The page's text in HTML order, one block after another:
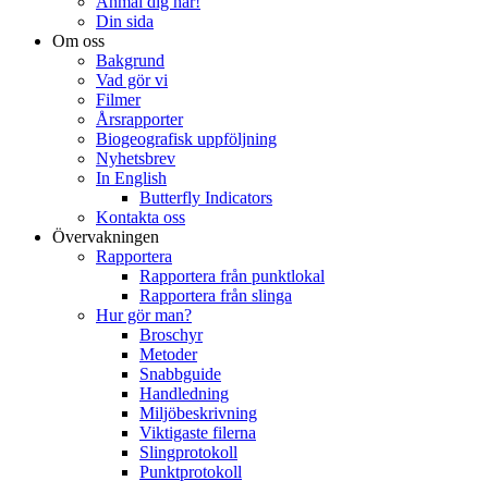
Din sida
Om oss
Bakgrund
Vad gör vi
Filmer
Årsrapporter
Biogeografisk uppföljning
Nyhetsbrev
In English
Butterfly Indicators
Kontakta oss
Övervakningen
Rapportera
Rapportera från punktlokal
Rapportera från slinga
Hur gör man?
Broschyr
Metoder
Snabbguide
Handledning
Miljöbeskrivning
Viktigaste filerna
Slingprotokoll
Punktprotokoll